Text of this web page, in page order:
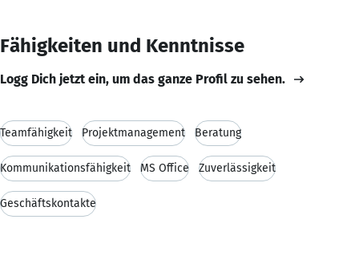
Fähigkeiten und Kenntnisse
Logg Dich jetzt ein, um das ganze Profil zu sehen.
Teamfähigkeit Projektmanagement Beratung
Kommunikationsfähigkeit MS Office Zuverlässigkeit
Geschäftskontakte